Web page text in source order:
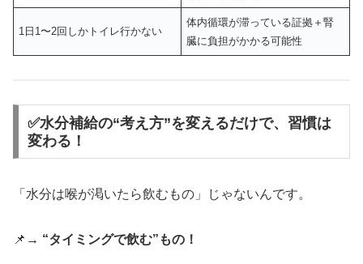
1日1〜2回しかトイレ行かない
体内循環が滞っている証拠＋腎
臓に負担がかかる可能性
✅水分補給の“考え方”を変えるだけで、習慣は
変わる！
「水分は喉が渇いたら飲むもの」じゃないんです。
📌 → “タイミングで飲む”もの！